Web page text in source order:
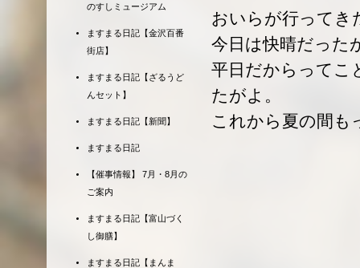
おいらが行ってき
今日は快晴だった
平日だからってこ
たがよ。
これから夏の間も
のすしミュージアム
ますまる日記【金沢百番
街店】
ますまる日記【ざるうど
んセット】
ますまる日記【新聞】
ますまる日記
【催事情報】 7月・8月の
ご案内
ますまる日記【富山づく
し御膳】
ますまる日記【まんま